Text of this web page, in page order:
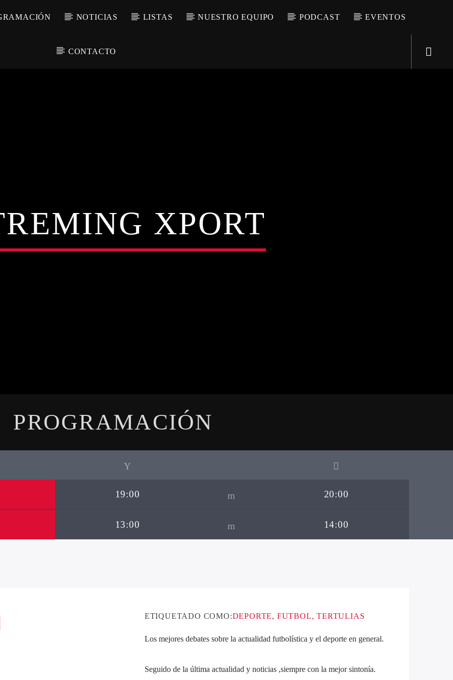
NOTICIAS LISTAS NUESTRO EQUIPO PODCAST EVENTOS
CONTACTO
XPORT
PROGRAMACIÓN
19:00 20:00
13:00 14:00
ETIQUETADO COMO:DEPORTE, FUTBOL,TERTULIAS
Los mejores debates sobre la actualidad futbolística y el deporte en general.
Seguido de la última actualidad y noticias ,siempre con la mejor sintonía.